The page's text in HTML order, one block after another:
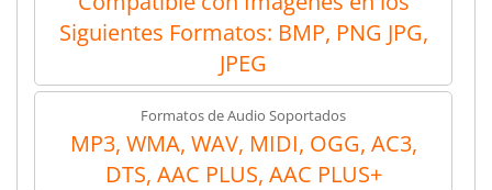
Siguientes Formatos: BMP, PNG JPG,
JPEG
Formatos de Audio Soportados
MP3, WMA, WAV, MIDI, OGG, AC3,
DTS, AAC PLUS, AAC PLUS+